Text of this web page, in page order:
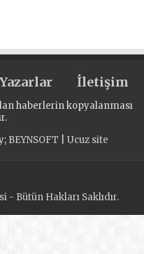
Yazarlar İletişim
haberlerin kopyalanması
BEYNSOFT Ucuz site
Bütün Hakları Saklıdır.